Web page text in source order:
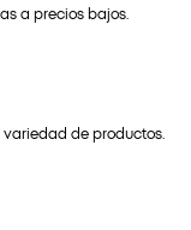
a precios bajos.
de productos.